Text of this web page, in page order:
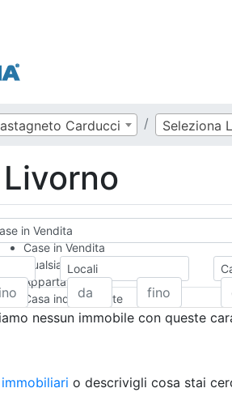
Carducci Seleziona
in Vendita
Case in Vendita
Qualsiasi
Appartamento
Casa indipendente
Casa Semi-indipendente
Rustico/Casale
Locali
nessun immobile con queste
o descrivigli cosa stai